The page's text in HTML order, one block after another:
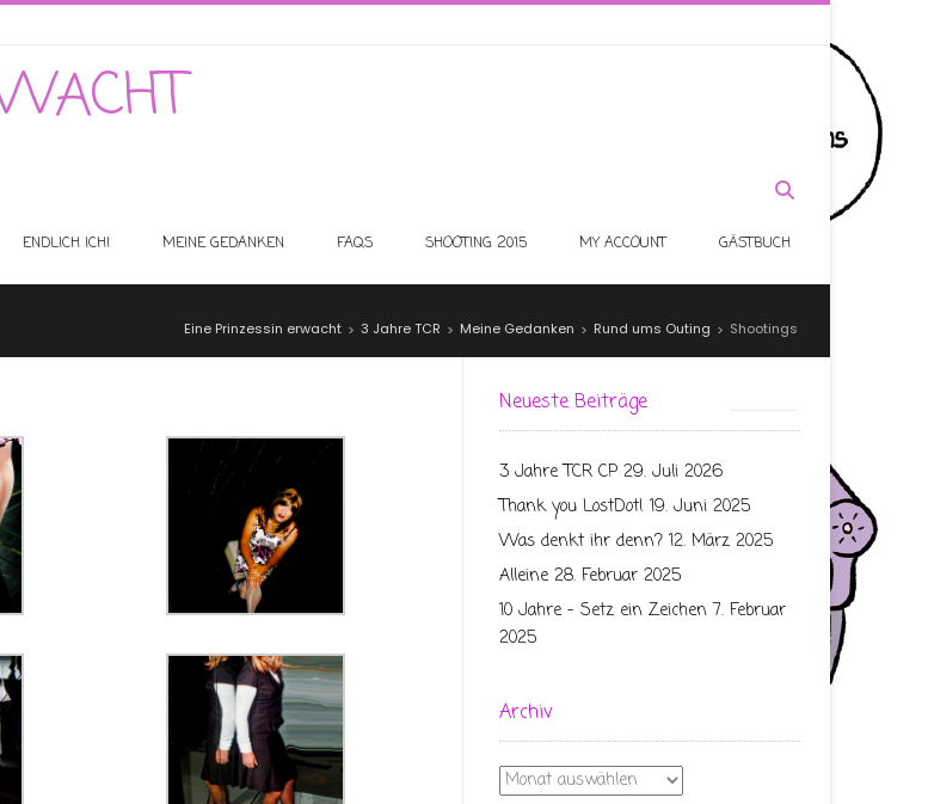
ENDLICH ICH! MEINE GEDANKEN FAQS SHOOTING 2015 MY ACCOUNT GÄSTBUCH
Eine Prinzessin erwacht > 3 Jahre TCR > Meine Gedanken > Rund ums Outing > Shootings
Neueste Beiträge
3 Jahre TCR CP 29. Juli 2026
Thank you LostDot! 19. Juni 2025
Was denkt ihr denn? 12. März 2025
Alleine 28. Februar 2025
10 Jahre – Setz ein Zeichen 7. Februar
2025
Archiv
Archiv